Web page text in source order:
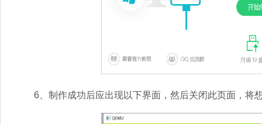
6、制作成功后应出现以下界面，然后关闭此页面，将